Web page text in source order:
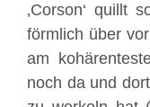
‚Corson‘ quillt
förmlich über
am
noch da und